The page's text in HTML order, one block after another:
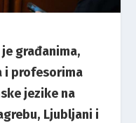
građanima,
i profesorima
jezike na
Ljubljani i